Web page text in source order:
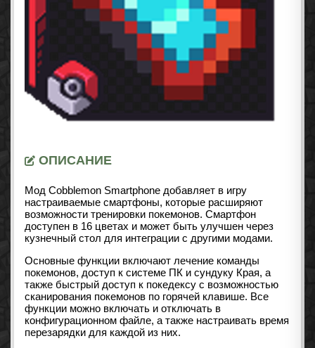
ОПИСАНИЕ
Мод Cobblemon Smartphone добавляет в игру
настраиваемые смартфоны, которые расширяют
возможности тренировки покемонов. Смартфон
доступен в 16 цветах и может быть улучшен через
кузнечный стол для интеграции с другими модами.
Основные функции включают лечение команды
покемонов, доступ к системе ПК и сундуку Края, а
также быстрый доступ к покедексу с возможностью
сканирования покемонов по горячей клавише. Все
функции можно включать и отключать в
конфигурационном файле, а также настраивать время
перезарядки для каждой из них.